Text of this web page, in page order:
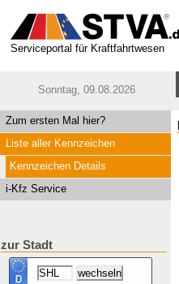
Serviceportal für Kraftfahrtwesen
Sonntag, 09.08.2026
Zum ersten Mal hier?
Liste aller Kennzeichen
Kennzeichen Details
i-Kfz Service
zur Stadt